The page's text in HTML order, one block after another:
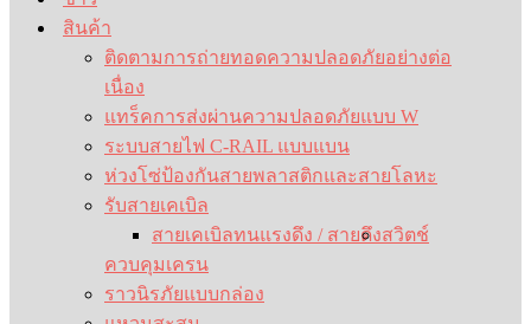
สินค้า
ติดตามการถ่ายทอดความปลอดภัยอย่างต่อ
เนื่อง
แทร็คการส่งผ่านความปลอดภัยแบบ W
ระบบสายไฟ C-RAIL แบบแบน
ห่วงโซ่ป้องกันสายพลาสติกและสายโลหะ
รับสายเคเบิล
สายเคเบิลทนแรงดึง / สายดึงสวิตช์
ควบคุมเครน
ราวนิรภัยแบบกล่อง